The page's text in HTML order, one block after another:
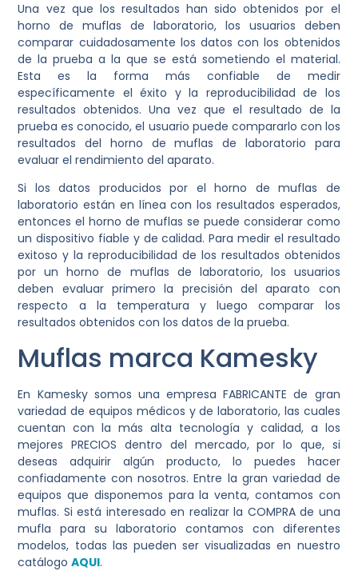
Una vez que los resultados han sido obtenidos por el
horno de muflas de laboratorio, los usuarios deben
comparar cuidadosamente los datos con los obtenidos
de la prueba a la que se está sometiendo el material.
Esta es la forma más confiable de medir
específicamente el éxito y la reproducibilidad de los
resultados obtenidos. Una vez que el resultado de la
prueba es conocido, el usuario puede compararlo con los
resultados del horno de muflas de laboratorio para
evaluar el rendimiento del aparato.
Si los datos producidos por el horno de muflas de
laboratorio están en línea con los resultados esperados,
entonces el horno de muflas se puede considerar como
un dispositivo fiable y de calidad. Para medir el resultado
exitoso y la reproducibilidad de los resultados obtenidos
por un horno de muflas de laboratorio, los usuarios
deben evaluar primero la precisión del aparato con
respecto a la temperatura y luego comparar los
resultados obtenidos con los datos de la prueba.
Muflas marca Kamesky
En Kamesky somos una empresa FABRICANTE de gran
variedad de equipos médicos y de laboratorio, las cuales
cuentan con la más alta tecnología y calidad, a los
mejores PRECIOS dentro del mercado, por lo que, si
deseas adquirir algún producto, lo puedes hacer
confiadamente con nosotros. Entre la gran variedad de
equipos que disponemos para la venta, contamos con
muflas. Si está interesado en realizar la COMPRA de una
mufla para su laboratorio contamos con diferentes
modelos, todas las pueden ser visualizadas en nuestro
catálogoAQUI.